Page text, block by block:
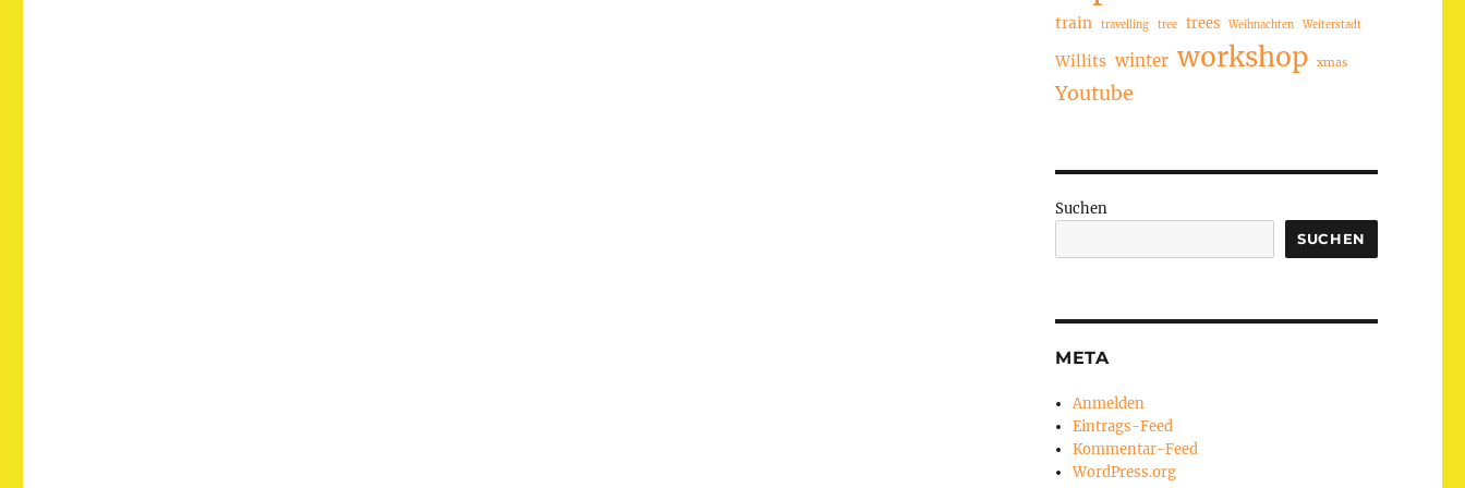
train travelling tree trees Weihnachten Weiterstadt
Willits winter workshop xmas
Youtube
Suchen
SUCHEN
META
Anmelden
Eintrags-Feed
Kommentar-Feed
WordPress.org